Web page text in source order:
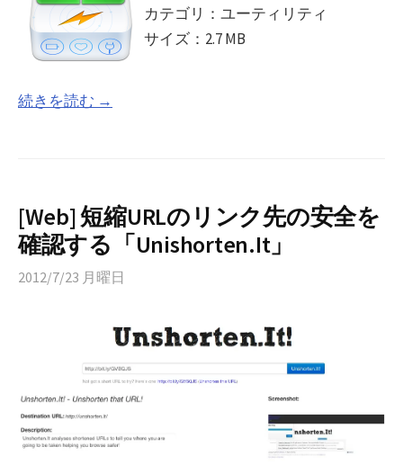
カテゴリ：ユーティリティ
サイズ：2.7 MB
続きを読む →
[Web] 短縮URLのリンク先の安全を
確認する「Unishorten.It」
2012/7/23 月曜日